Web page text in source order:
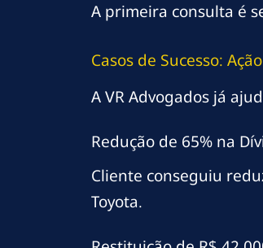
A primeira consulta é
Casos de Sucesso:
A VR Advogados já
Redução de 65% na
Cliente conseguiu
Toyota.